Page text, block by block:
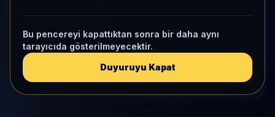
Bu pencereyi kapattıktan sonra bir daha aynı
tarayıcıda gösterilmeyecektir.
Duyuruyu Kapat
Kripto Karşılaştırma
Kategori Benchmark